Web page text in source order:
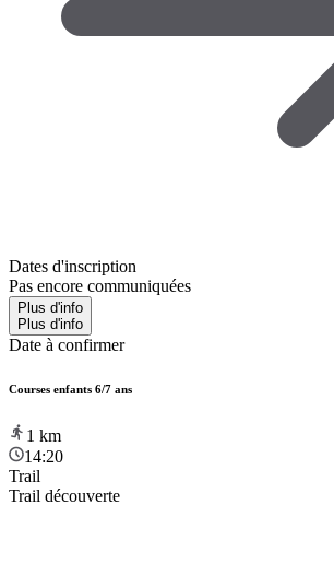
Dates d'inscription
Pas encore communiquées
Plus d'info
Plus d'info
Date à confirmer
Courses enfants 6/7 ans
1 km
14:20
Trail
Trail découverte